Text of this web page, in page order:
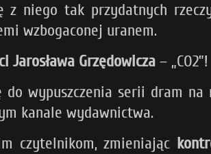
z niego tak przydatnych
wzbogaconej uranem.
Jarosława Grzędowicza – „CO2”!
wypuszczenia serii dram na
kanale wydawnictwa.
czytelnikom, zmieniając